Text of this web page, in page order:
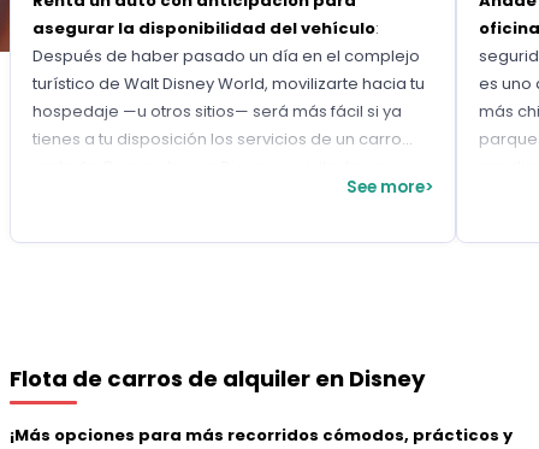
asegurar la disponibilidad del vehículo:
Después de haber pasado un día en el complejo
turístico de Walt Disney World, movilizarte hacia tu
hospedaje —u otros sitios— será más fácil si ya
tienes a tu disposición los servicios de un carro
multitudes y que tener acceso al transporte
reloj y evita los contratiempospersonalizando
See more>
es uno
más
Flota de carros de alquiler en Disney
¡Más opciones para más recorridos cómodos, prácticos y